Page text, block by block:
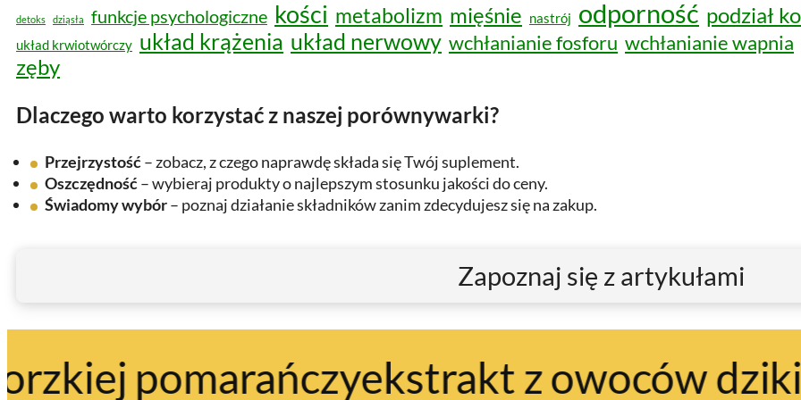
detoks dziąsła funkcje psychologiczne kości metabolizm mięśnie nastrój odporność podział
układ krwiotwórczy układ krążenia układ nerwowy wchłanianie fosforu wchłanianie wapnia
zęby
Dlaczego warto korzystać z naszej porównywarki?
Przejrzystość– zobacz, z czego naprawdę składa się Twój suplement.
Oszczędność– wybieraj produkty o najlepszym stosunku jakości do ceny.
Świadomy wybór– poznaj działanie składników zanim zdecydujesz się na zakup.
Zapoznaj się z artykułami
ekstrakt z owoców dzikiej różyfolian